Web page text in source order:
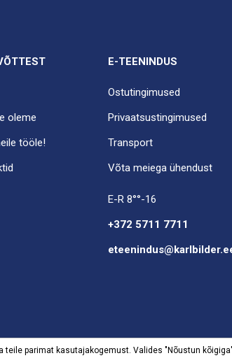
oleme
tööle!
E-TEENINDUS
Ostutingimused
Privaatsustingimused
Transport
Võta meiega ühendust
E-R 8°°-16
+372 5711 7711
teile parimat kasutajakogemust. Valides "Nõustun